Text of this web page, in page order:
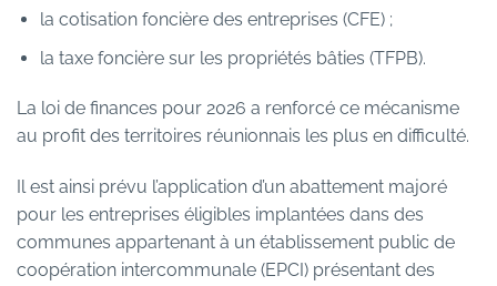
la cotisation foncière des entreprises (CFE) ;
la taxe foncière sur les propriétés bâties (TFPB).
La loi de finances pour 2026 a renforcé ce mécanisme
au profit des territoires réunionnais les plus en difficulté.
Il est ainsi prévu l’application d’un abattement majoré
pour les entreprises éligibles implantées dans des
communes appartenant à un établissement public de
coopération intercommunale (EPCI) présentant des